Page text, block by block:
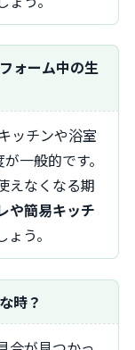
ォーム中の生
一般的です。
えなくなる期
や簡易キッチ
う。
時？